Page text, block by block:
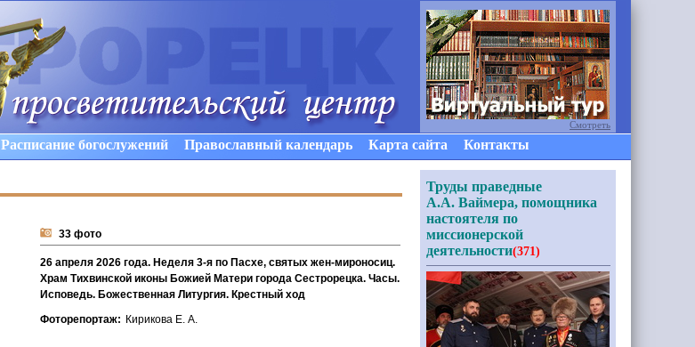
Расписание богослужений Православный календарь Карта сайта Контакты
33 фото
26 апреля 2026 года. Неделя 3-я по Пасхе, святых жен-мироносиц.
Храм Тихвинской иконы Божией Матери города Сестрорецка. Часы.
Исповедь. Божественная Литургия. Крестный ход
Фоторепортаж: Кирикова Е. А.
Смотреть
Труды праведные
А.А. Ваймера, помощника
настоятеля по
миссионерской
деятельности(371)